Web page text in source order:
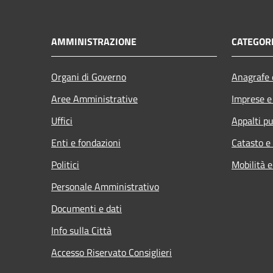
AMMINISTRAZIONE
Organi di Governo
Aree Amministrative
Uffici
Enti e fondazioni
Politici
Personale Amministrativo
Documenti e dati
Info sulla Città
Accesso Riservato Consiglieri
Imprese
Appalti
Catasto
Mobilità